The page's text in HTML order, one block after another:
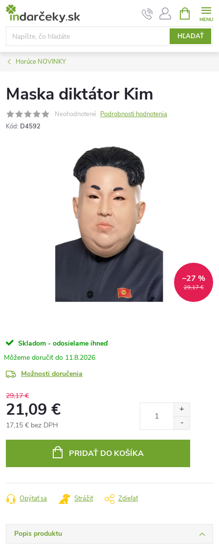
Prejsť
obsah
HĽADAŤ
KOŠÍK
Horúce NOVINKY
Maska diktátor Kim
Neohodnotené Podrobnosti hodnotenia
Kód: D4592
29,17 €
–27 %
Skladom - odosielame ihneď
11.8.2026
Možnosti doručenia
29,17 €
21,09 €
17,15 € bez DPH
PRIDAŤ DO KOŠÍKA
Opýtať sa Strážiť Zdieľať
Popis produktu